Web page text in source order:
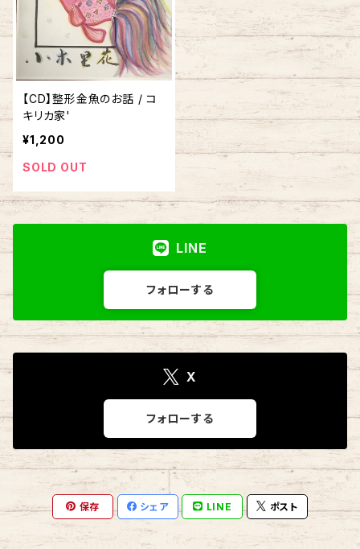
【CD】整形金魚のお話 / コ
キリカ家'
¥1,200
SOLD OUT
LINE
フォローする
X
フォローする
保存 シェア LINE ポスト